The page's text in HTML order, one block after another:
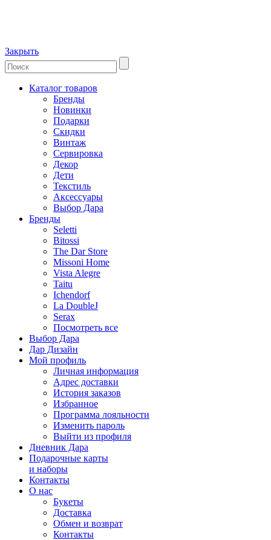
Закрыть
Каталог товаров
Бренды
Новинки
Подарки
Скидки
Винтаж
Сервировка
Декор
Дети
Текстиль
Аксессуары
Выбор Дара
Бренды
Seletti
Bitossi
The Dar Store
Missoni Home
Vista Alegre
Taitu
Ichendorf
La DoubleJ
Serax
Посмотреть все
Выбор Дара
Дар Дизайн
Мой профиль
Личная информация
Адрес доставки
История заказов
Избранное
Программа лояльности
Изменить пароль
Выйти из профиля
Дневник Дара
Подарочные карты
и наборы
Контакты
О нас
Букеты
Доставка
Обмен и возврат
Контакты